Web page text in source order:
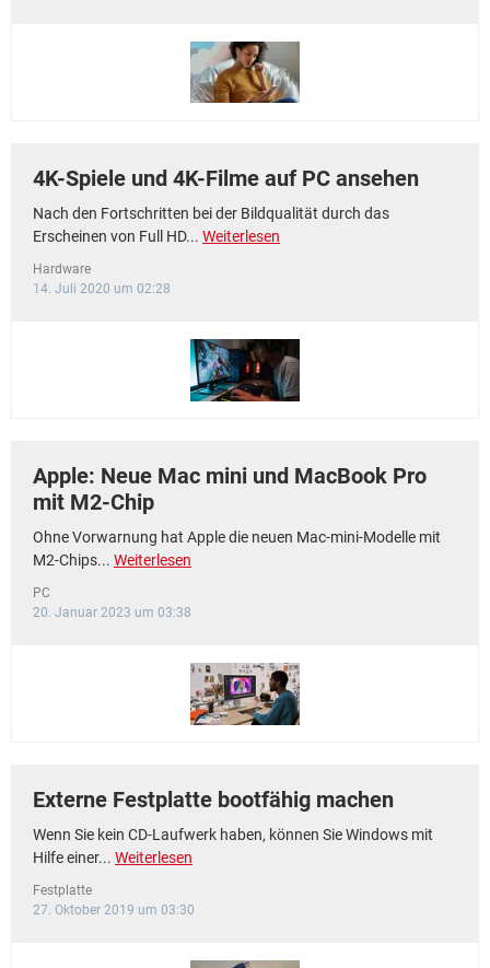
4K-Spiele und 4K-Filme auf PC ansehen
Nach den Fortschritten bei der Bildqualität durch das
Erscheinen von Full HD... Weiterlesen
Hardware
14. Juli 2020 um 02:28
Apple: Neue Mac mini und MacBook Pro
mit M2-Chip
Ohne Vorwarnung hat Apple die neuen Mac-mini-Modelle mit
M2-Chips... Weiterlesen
PC
20. Januar 2023 um 03:38
Externe Festplatte bootfähig machen
Wenn Sie kein CD-Laufwerk haben, können Sie Windows mit
Hilfe einer... Weiterlesen
Festplatte
27. Oktober 2019 um 03:30